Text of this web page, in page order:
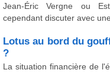
Jean-Éric Vergne ou
cependant discuter avec
Lotus au bord du
?
La situation financière de